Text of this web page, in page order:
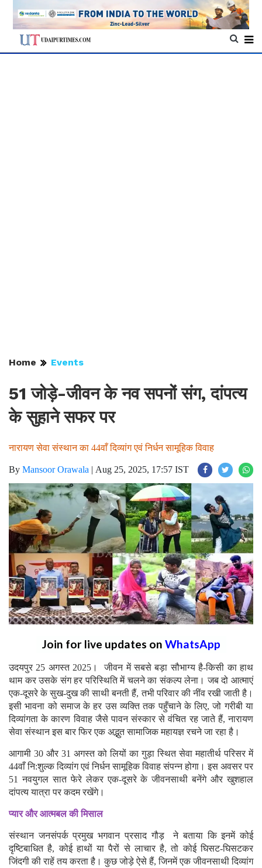
Home Events
51 जोड़े-जीवन के नव सपनों संग, दांपत्य
के सुहाने सफर पर
नारायण सेवा संस्थान का 44वाँ दिव्यांग एवं निर्धन सामूहिक विवाह
By Mansoor Orawala | Aug 25, 2025, 17:57 IST
Join for live updates on WhatsApp
उदयपुर 25 अगस्त 2025। जीवन में सबसे बड़ा सौभाग्य है-किसी का हाथ
थाम कर उसके संग हर परिस्थिति में चलने का संकल्प लेना। जब दो आत्माएं
एक-दूसरे के सुख-दुख की साथी बनती हैं, तभी परिवार की नींव रखी जाती है।
इसी भावना को समाज के हर उस व्यक्ति तक पहुँचाने के लिए, जो गरीबी या
दिव्यांगता के कारण विवाह जैसे पावन संस्कार से वंचित रह जाते हैं, नारायण
सेवा संस्थान इस बार फिर एक अद्भुत सामाजिक महायज्ञ रचने जा रहा है।
आगामी 30 और 31 अगस्त को लियों का गुड़ा स्थित सेवा महातीर्थ परिसर में
44वाँ नि:शुल्क दिव्यांग एवं निर्धन सामूहिक विवाह संपन्न होगा। इस अवसर पर
51 नवयुगल सात फेरे लेकर एक-दूसरे के जीवनसाथी बनेंगे और खुशहाल
दांपत्य यात्रा पर कदम रखेंगे।
प्यार और आत्मबल की मिसाल
संस्थान जनसंपर्क प्रमुख भगवान प्रसाद गौड़ ने बताया कि इनमें कोई
दृष्टिबाधित है, कोई हाथों या पैरों से लाचार है, तो कोई घिसट-घिसटकर
जिंदगी की राहें तय करता है। कुछ जोड़े ऐसे हैं, जिनमें एक जीवनसाथी दिव्यांग